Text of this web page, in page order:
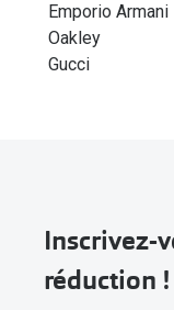
Emporio Armani
Oakley
Gucci
Inscrivez-
réduction !